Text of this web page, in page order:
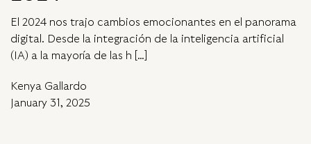
El 2024 nos trajo cambios emocionantes en el panorama
digital. Desde la integración de la inteligencia artificial
(IA) a la mayoría de las h […]
Kenya Gallardo
January 31, 2025